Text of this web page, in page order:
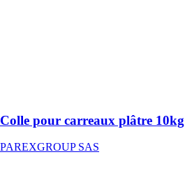
Colle pour carreaux plâtre 10kg
PAREXGROUP SAS